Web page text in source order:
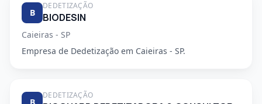
B
DEDETIZAÇÃO
BIODESIN
Caieiras - SP
Empresa de Dedetização em Caieiras - SP.
DEDETIZAÇÃO